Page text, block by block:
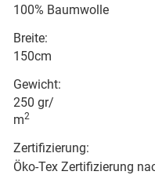
100% Baumwolle
Breite:
150cm
Gewicht:
250 gr/
m2
Zertifizierung:
Öko-Tex Zertifizierung